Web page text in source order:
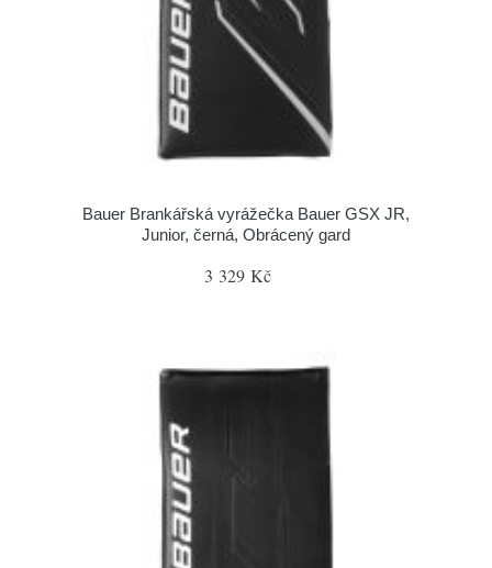
Bauer Brankářská vyrážečka Bauer GSX JR,
Junior, černá, Obrácený gard
3 329 Kč